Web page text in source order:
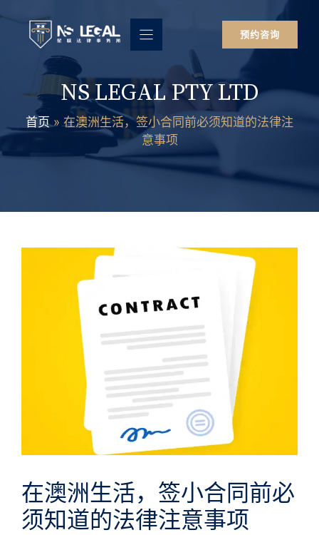
预约咨询
NS LEGAL PTY LTD
首页»在澳洲生活，签小合同前必须知道的法律注
意事项
在澳洲生活，签小合同前必
须知道的法律注意事项